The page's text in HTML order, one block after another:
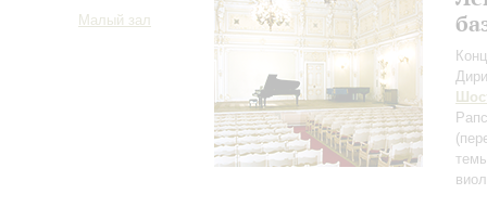
Малый зал